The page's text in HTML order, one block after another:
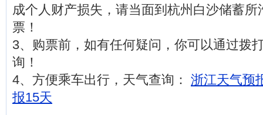
成个人财产损失，请当面到杭州白沙储蓄所
票！
3、购票前，如有任何疑问，你可以通过拨
询！
4、方便乘车出行，天气查询： 浙江天气预
报15天